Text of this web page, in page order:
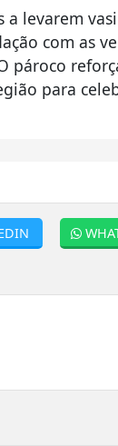
a levarem
com as
pároco
para